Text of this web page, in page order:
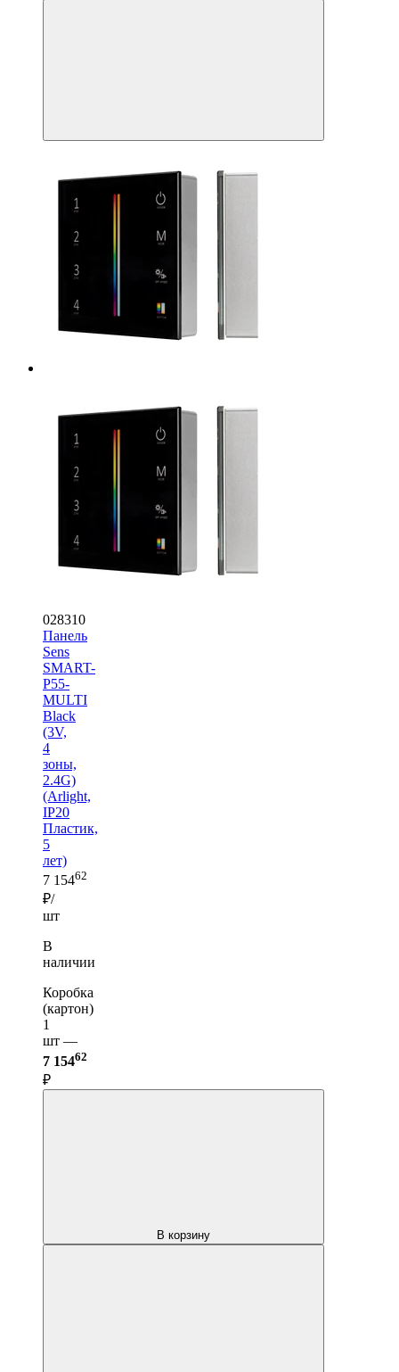
028310
Панель
Sens
SMART-
P55-
MULTI
Black
(3V,
4
зоны,
2.4G)
(Arlight,
IP20
Пластик,
5
лет)
7 15462
₽/
шт
В
наличии
Коробка
(картон)
1
шт —
7 15462
₽
В корзину